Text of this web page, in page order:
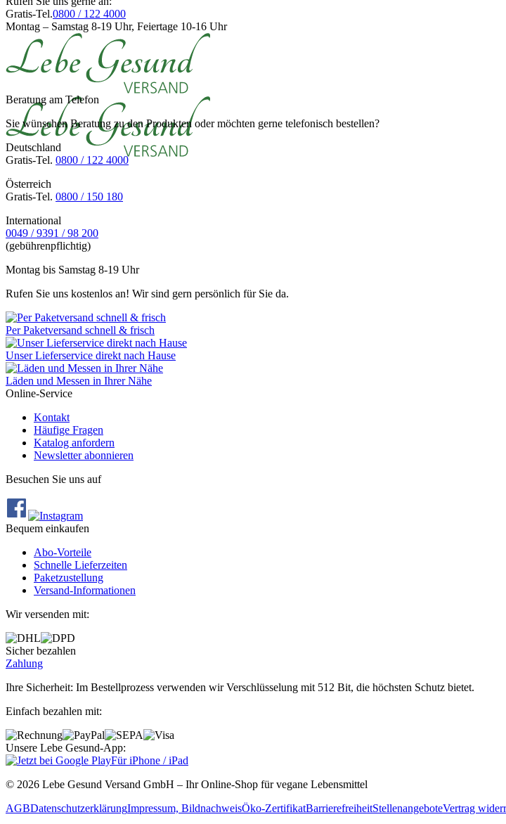
Gratis-Tel.0800 / 122 4000
Montag – Samstag 8-19 Uhr, Feiertage 10-16 Uhr
Beratung am Telefon
Sie wünschen Beratung zu den Produkten oder möchten gerne telefonisch bestellen?
Deutschland
Gratis-Tel. 0800 / 122 4000
Österreich
Gratis-Tel. 0800 / 150 180
International
0049 / 9391 / 98 200
(gebührenpflichtig)
Montag bis Samstag 8-19 Uhr
Rufen Sie uns kostenlos an! Wir sind gern persönlich für Sie da.
Per Paketversand schnell & frisch
Unser Lieferservice direkt nach Hause
Läden und Messen in Ihrer Nähe
Online-Service
Kontakt
Häufige Fragen
Katalog anfordern
Newsletter abonnieren
Besuchen Sie uns auf
Bequem einkaufen
Abo‐Vorteile
Schnelle Lieferzeiten
Paketzustellung
Versand‐Informationen
Wir versenden mit:
Sicher bezahlen
Zahlung
Ihre Sicherheit: Im Bestellprozess verwenden wir Verschlüsselung mit 512 Bit, die höchsten Schutz bietet.
Einfach bezahlen mit:
Unsere Lebe Gesund-App:
Für iPhone / iPad
© 2026 Lebe Gesund Versand GmbH – Ihr Online‐Shop für vegane Lebensmittel
AGBDatenschutzerklärungImpressum, BildnachweisÖko‐ZertifikatBarrierefreiheitStellenangeboteVertrag